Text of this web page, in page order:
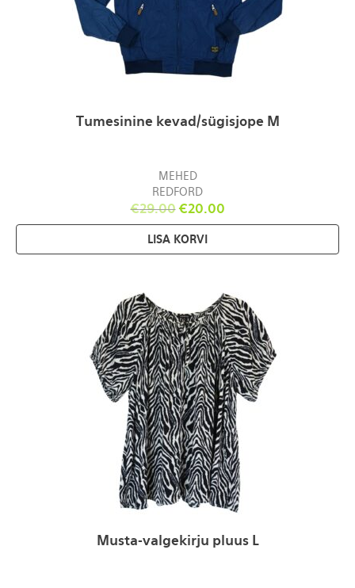
Tumesinine kevad/sügisjope M
MEHED
REDFORD
€29.00 €20.00
LISA KORVI
Musta-valgekirju pluus L